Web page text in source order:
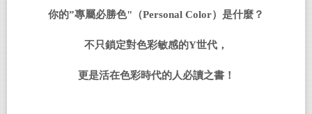
你的”專屬必勝色" （Personal Color）是什麼？
不只鎖定對色彩敏感的Y世代，
更是活在色彩時代的人必讀之書！